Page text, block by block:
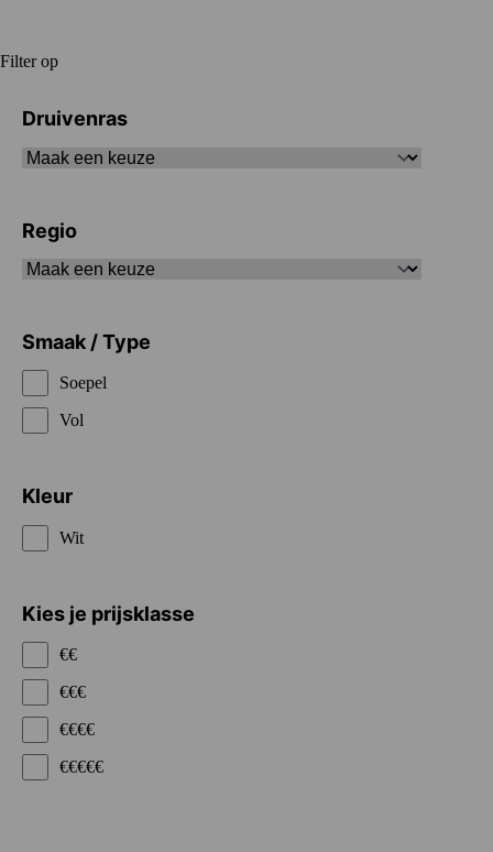
Filter op
Druivenras
Regio
Smaak / Type
Soepel
Vol
Kleur
Wit
Kies je prijsklasse
€€
€€€
€€€€
€€€€€